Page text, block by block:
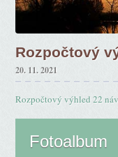
Rozpočtový
20. 11. 2021
Rozpočtový výhled 22
Fotoalbum